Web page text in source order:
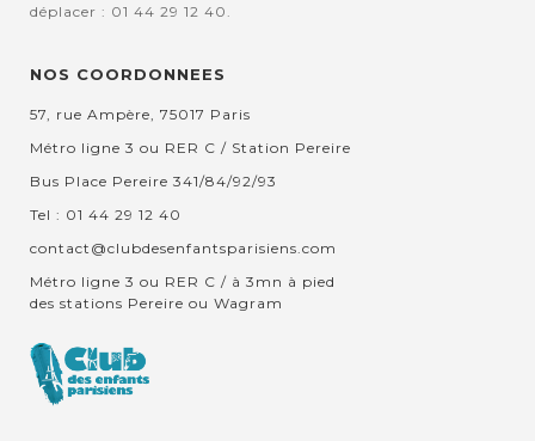
déplacer : 01 44 29 12 40.
NOS COORDONNEES
57, rue Ampère, 75017 Paris
Métro ligne 3 ou RER C / Station Pereire
Bus Place Pereire 341/84/92/93
Tel : 01 44 29 12 40
contact@clubdesenfantsparisiens.com
Métro ligne 3 ou RER C / à 3mn à pied
des stations Pereire ou Wagram